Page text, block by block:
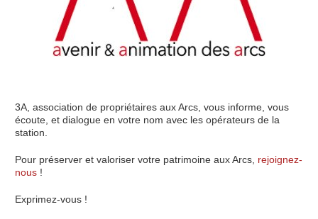
3A, association de propriétaires aux Arcs, vous informe, vous
écoute, et dialogue en votre nom avec les opérateurs de la
station.
Pour préserver et valoriser votre patrimoine aux Arcs, rejoignez-
nous !
Exprimez-vous !